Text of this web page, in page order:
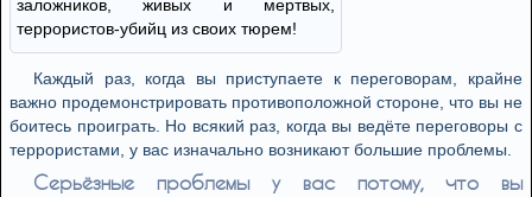
заложников, живых и мертвых,
террористов-убийц из своих тюрем!
Каждый раз, когда вы приступаете к переговорам, крайне
важно продемонстрировать противоположной стороне, что вы не
боитесь проиграть. Но всякий раз, когда вы ведёте переговоры с
террористами, у вас изначально возникают большие проблемы.
Серьёзные проблемы у вас потому, что вы